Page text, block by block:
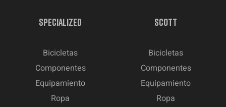
SPECIALIZED
Bicicletas
Componentes
Equipamiento
Ropa
SCOTT
Bicicletas
Componentes
Equipamiento
Ropa